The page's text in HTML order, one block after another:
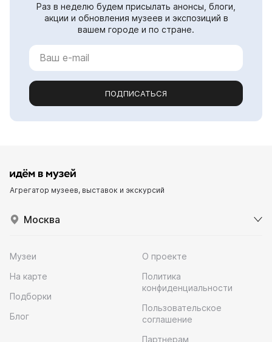
Раз в неделю будем присылать анонсы, блоги,
акции и обновления музеев и экспозиций в
вашем городе и по стране.
ПОДПИСАТЬСЯ
Агрегатор музеев, выставок и экскурсий
Москва
Музеи
На карте
Подборки
Блог
О проекте
Политика
конфиденциальности
Пользовательское
соглашение
Партнерам